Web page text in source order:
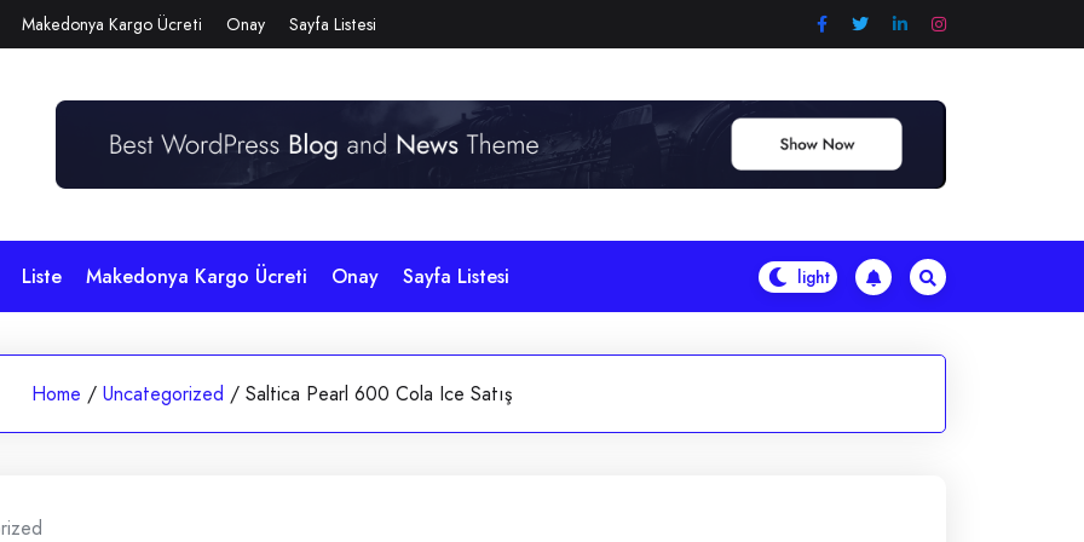
Makedonya Kargo Ücreti Onay Sayfa Listesi
Liste Makedonya Kargo Ücreti Onay Sayfa Listesi
Home / Uncategorized / Saltica Pearl 600 Cola Ice Satış